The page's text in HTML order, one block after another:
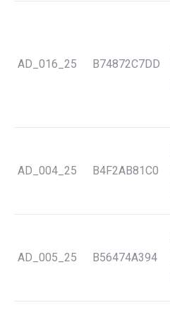
AD_016_25 B74872C7DD
AD_004_25 B4F2AB81C0
AD_005_25 B56474A394